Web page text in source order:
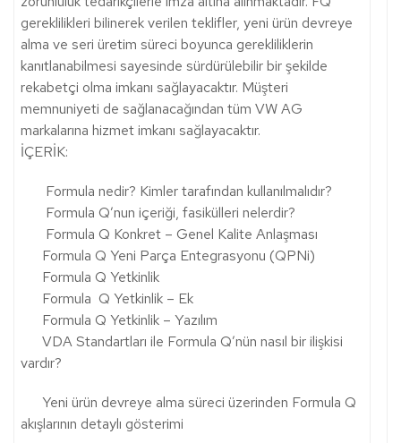
gereklilikleri bilinerek verilen teklifler, yeni ürün devreye
alma ve seri üretim süreci boyunca gerekliliklerin
kanıtlanabilmesi sayesinde sürdürülebilir bir şekilde
rekabetçi olma imkanı sağlayacaktır. Müşteri
memnuniyeti de sağlanacağından tüm VW AG
markalarına hizmet imkanı sağlayacaktır.
İÇERİK:
Formula nedir? Kimler tarafından kullanılmalıdır?
Formula Q’nun içeriği, fasikülleri nelerdir?
Formula Q Konkret – Genel Kalite Anlaşması
Formula Q Yeni Parça Entegrasyonu (QPNi)
Formula Q Yetkinlik
Formula Q Yetkinlik – Ek
Formula Q Yetkinlik – Yazılım
VDA Standartları ile Formula Q’nün nasıl bir ilişkisi
vardır?
Yeni ürün devreye alma süreci üzerinden Formula Q
akışlarının detaylı gösterimi